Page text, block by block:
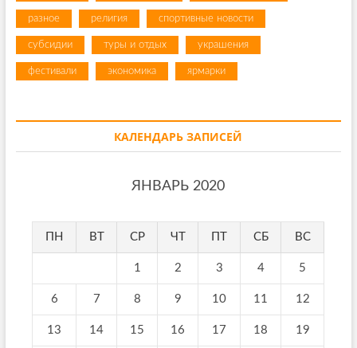
разное религия спортивные новости
субсидии туры и отдых украшения
фестивали экономика ярмарки
КАЛЕНДАРЬ ЗАПИСЕЙ
ЯНВАРЬ 2020
ПН ВТ СР ЧТ ПТ СБ ВС
1 2 3 4 5
6 7 8 9 10 11 12
13 14 15 16 17 18 19